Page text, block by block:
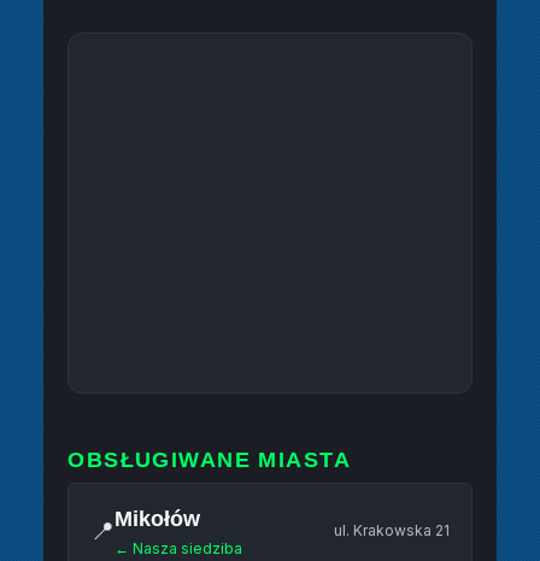
OBSŁUGIWANE MIASTA
📍Mikołów
← Nasza siedziba
ul. Krakowska 21